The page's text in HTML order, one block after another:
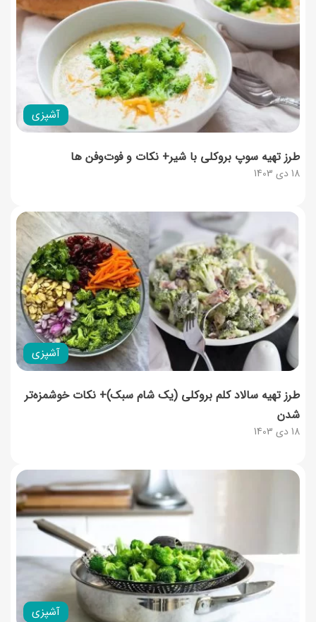
آشپزی
18 دی 1403
طرز تهیه سوپ بروکلی با شیر+ نکات و فوت‌وفن‌ ها
آشپزی
18 دی 1403
طرز تهیه سالاد کلم بروکلی (یک شام سبک)+ نکات خوشمزه‌تر
شدن
آشپزی